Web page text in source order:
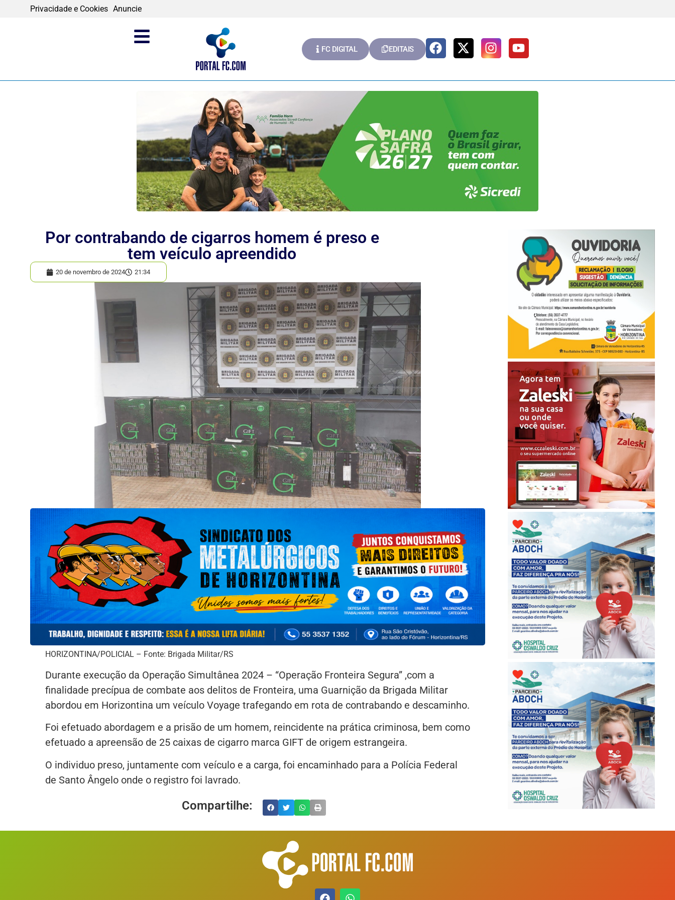
Privacidade e Cookies Anuncie
FC DIGITAL EDITAIS
Por contrabando de cigarros homem é preso e
tem veículo apreendido
20 de novembro de 2024 21:34
HORIZONTINA/POLICIAL – Fonte: Brigada Militar/RS
Durante execução da Operação Simultânea 2024 – “Operação Fronteira Segura” ,com a
finalidade precípua de combate aos delitos de Fronteira, uma Guarnição da Brigada Militar
abordou em Horizontina um veículo Voyage trafegando em rota de contrabando e descaminho.
Foi efetuado abordagem e a prisão de um homem, reincidente na prática criminosa, bem como
efetuado a apreensão de 25 caixas de cigarro marca GIFT de origem estrangeira.
O individuo preso, juntamente com veículo e a carga, foi encaminhado para a Polícia Federal
de Santo Ângelo onde o registro foi lavrado.
Compartilhe: